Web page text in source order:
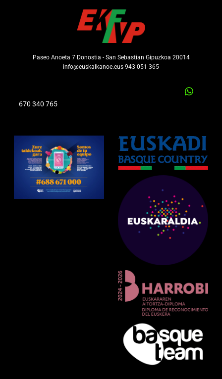
Paseo Anoeta 7 Donostia - San Sebastian Gipuzkoa 20014
info@euskalkanoe.eus 943 051 365
670 340 765